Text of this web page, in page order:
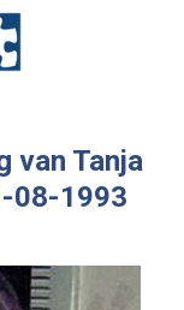
van Tanja
08-1993